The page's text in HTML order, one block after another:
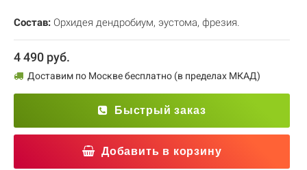
Состав: Орхидея дендробиум, эустома, фрезия.
4 490 руб.
Доставим по Москве бесплатно (в пределах МКАД)
Быстрый заказ
Добавить в корзину